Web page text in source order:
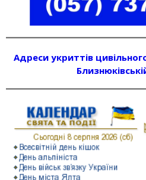
Адреси укриттів